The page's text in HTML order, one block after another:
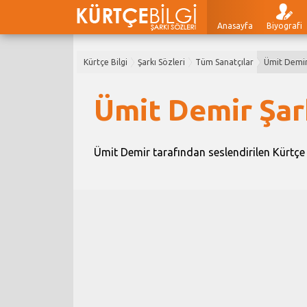
Anasayfa Biyografi
Kürtçe Bilgi Şarkı Sözleri Tüm Sanatçılar Ümit
Ümit Demir
Ümit Demir tarafından seslendirilen